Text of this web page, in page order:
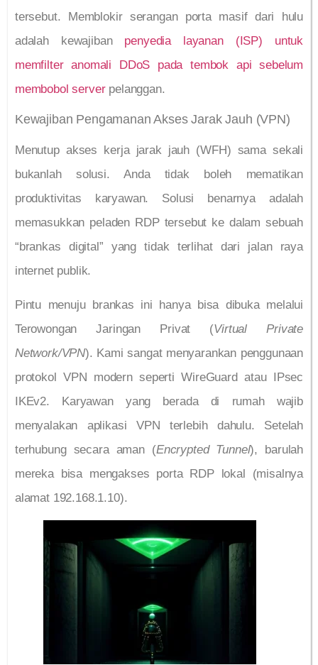
tersebut. Memblokir serangan porta masif dari hulu
adalah kewajiban penyedia layanan (ISP) untuk
memfilter anomali DDoS pada tembok api sebelum
membobol serverpelanggan.
Kewajiban Pengamanan Akses Jarak Jauh (VPN)
Menutup akses kerja jarak jauh (WFH) sama sekali
bukanlah solusi. Anda tidak boleh mematikan
produktivitas karyawan. Solusi benarnya adalah
memasukkan peladen RDP tersebut ke dalam sebuah
“brankas digital” yang tidak terlihat dari jalan raya
internet publik.
Pintu menuju brankas ini hanya bisa dibuka melalui
Terowongan Jaringan Privat (Virtual Private
Network/VPN). Kami sangat menyarankan penggunaan
protokol VPN modern seperti WireGuard atau IPsec
IKEv2. Karyawan yang berada di rumah wajib
menyalakan aplikasi VPN terlebih dahulu. Setelah
terhubung secara aman (Encrypted Tunnel), barulah
mereka bisa mengakses porta RDP lokal (misalnya
alamat 192.168.1.10).